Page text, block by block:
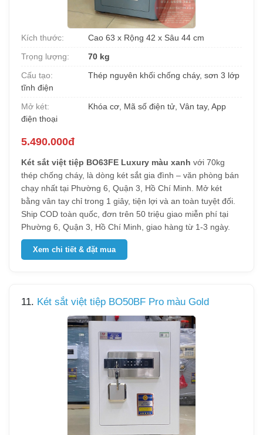
Kích thước:
Cao 63 x Rộng 42 x Sâu 44 cm
Trọng lượng:
70 kg
Cấu tạo:
Thép nguyên khối chống cháy, sơn 3 lớp
tĩnh điện
Mở két:
Khóa cơ, Mã số điện tử, Vân tay, App
điện thoại
5.490.000đ
Két sắt việt tiệp BO63FE Luxury màu xanh với 70kg
thép chống cháy, là dòng két sắt gia đình – văn phòng bán
chạy nhất tại Phường 6, Quận 3, Hồ Chí Minh. Mở két
bằng vân tay chỉ trong 1 giây, tiện lợi và an toàn tuyệt đối.
Ship COD toàn quốc, đơn trên 50 triệu giao miễn phí tại
Phường 6, Quận 3, Hồ Chí Minh, giao hàng từ 1-3 ngày.
Xem chi tiết & đặt mua
11. Két sắt việt tiệp BO50BF Pro màu Gold